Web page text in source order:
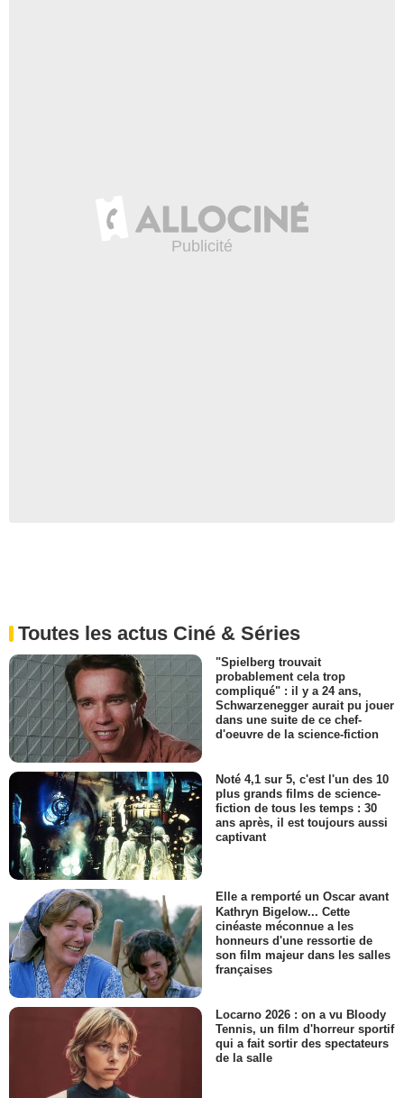
Toutes les actus Ciné & Séries
"Spielberg trouvait
probablement cela trop
compliqué" : il y a 24 ans,
Schwarzenegger aurait pu jouer
dans une suite de ce chef-
d'oeuvre de la science-fiction
Noté 4,1 sur 5, c'est l'un des 10
plus grands films de science-
fiction de tous les temps : 30
ans après, il est toujours aussi
captivant
Elle a remporté un Oscar avant
Kathryn Bigelow... Cette
cinéaste méconnue a les
honneurs d'une ressortie de
son film majeur dans les salles
françaises
Locarno 2026 : on a vu Bloody
Tennis, un film d'horreur sportif
qui a fait sortir des spectateurs
de la salle